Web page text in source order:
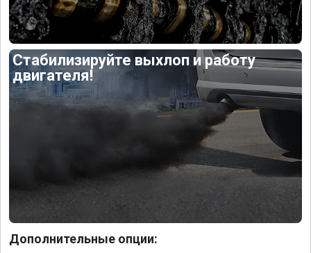
Стабилизируйте выхлоп и работу
двигателя!
Дополнительные опции: